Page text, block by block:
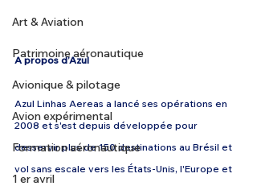
Art & Aviation
Patrimoine aéronautique
Avionique & pilotage
Avion expérimental
Formation aéronautique
1 er avril
A propos d’Azul
Azul Linhas Aereas a lancé ses opérations en
2008 et s'est depuis développée pour
desservir plus de 150 destinations au Brésil et
vol sans escale vers les États-Unis, l'Europe et